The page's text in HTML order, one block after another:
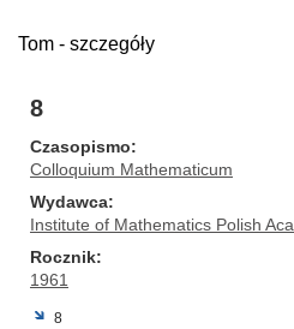
Tom - szczegóły
8
Czasopismo
Colloquium Mathematicum
Wydawca
Institute of Mathematics Polish
Rocznik
1961
8